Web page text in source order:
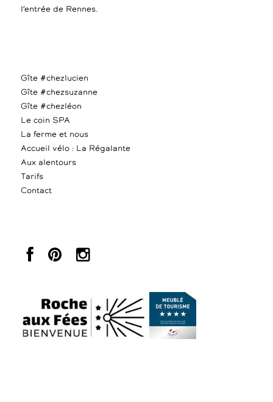
l’entrée de Rennes.
Gîte #chezlucien
Gîte #chezsuzanne
Gîte #chezléon
Le coin SPA
La ferme et nous
Accueil vélo : La Régalante
Aux alentours
Tarifs
Contact